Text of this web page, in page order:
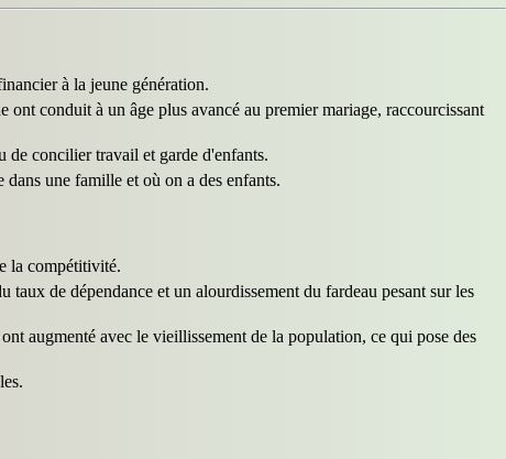
à la jeune génération.
conduit à un âge plus avancé au premier mariage, raccourcissant
de concilier travail et garde d'enfants.
une famille et où on a des enfants.
la compétitivité.
de dépendance et un alourdissement du fardeau pesant sur les
augmenté avec le vieillissement de la population, ce qui pose des